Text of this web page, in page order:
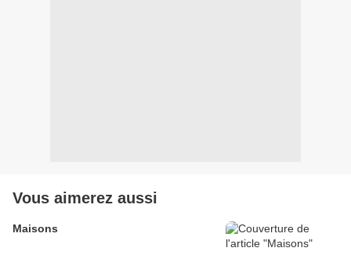
Vous aimerez aussi
Maisons